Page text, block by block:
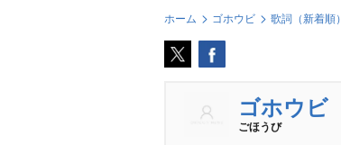
ホーム ゴホウビ 歌詞（新着順）
ゴホウビ
ごほうび